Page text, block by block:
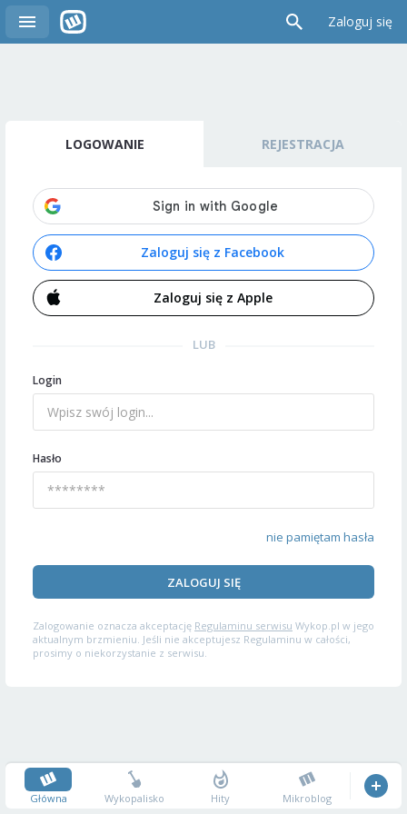
Zaloguj się
LOGOWANIE REJESTRACJA
Zaloguj się z Facebook
Zaloguj się z Apple
LUB
Login
Hasło
nie pamiętam hasła
ZALOGUJ SIĘ
Zalogowanie oznacza akceptację Regulaminu serwisu Wykop.pl w jego
aktualnym brzmieniu. Jeśli nie akceptujesz Regulaminu w całości,
prosimy o niekorzystanie z serwisu.
Główna Wykopalisko Hity Mikroblog